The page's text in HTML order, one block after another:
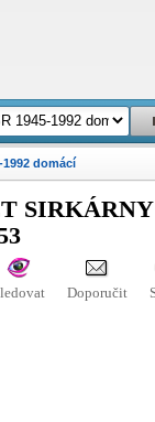
1992 domácí
Doporučit